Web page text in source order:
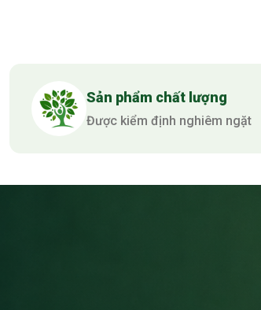
Sản phẩm chất lượng
Được kiểm định nghiêm ngặt